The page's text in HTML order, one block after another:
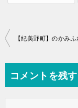
コメントを残す